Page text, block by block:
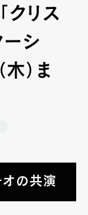
クリス
ーシ
）ま
オの共演